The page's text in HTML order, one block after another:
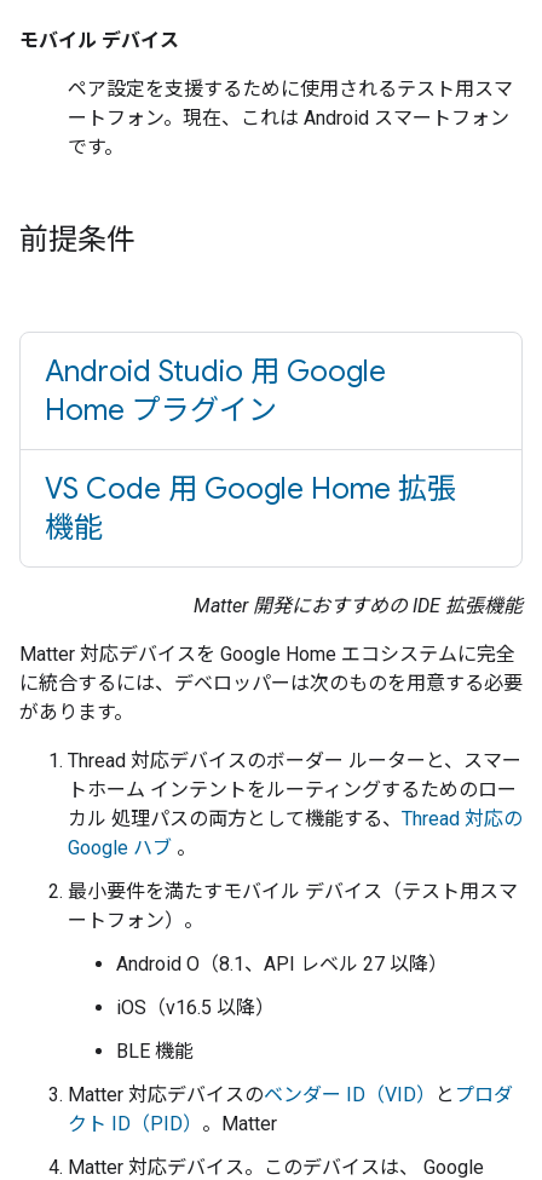
モバイル デバイス
ペア設定を支援するために使用されるテスト用スマ
ートフォン。現在、これは Android スマートフォン
です。
前提条件
Android Studio 用 Google
Home プラグイン
VS Code 用 Google Home 拡張
機能
Matter 開発におすすめの IDE 拡張機能
Matter 対応デバイスを Google Home エコシステムに完全
に統合するには、デベロッパーは次のものを用意する必要
があります。
Thread 対応デバイスのボーダー ルーターと、スマー
トホーム インテントをルーティングするためのロー
カル 処理パスの両方として機能する、 Thread 対応の
Google ハブ 。
最小要件を満たすモバイル デバイス（テスト用スマ
ートフォン）。
Android O（8.1、API レベル 27 以降）
iOS（v16.5 以降）
BLE 機能
Matter 対応デバイスのベンダー ID（VID） と プロダ
クト ID（PID） 。 Matter
Matter 対応デバイス。このデバイスは、 Google